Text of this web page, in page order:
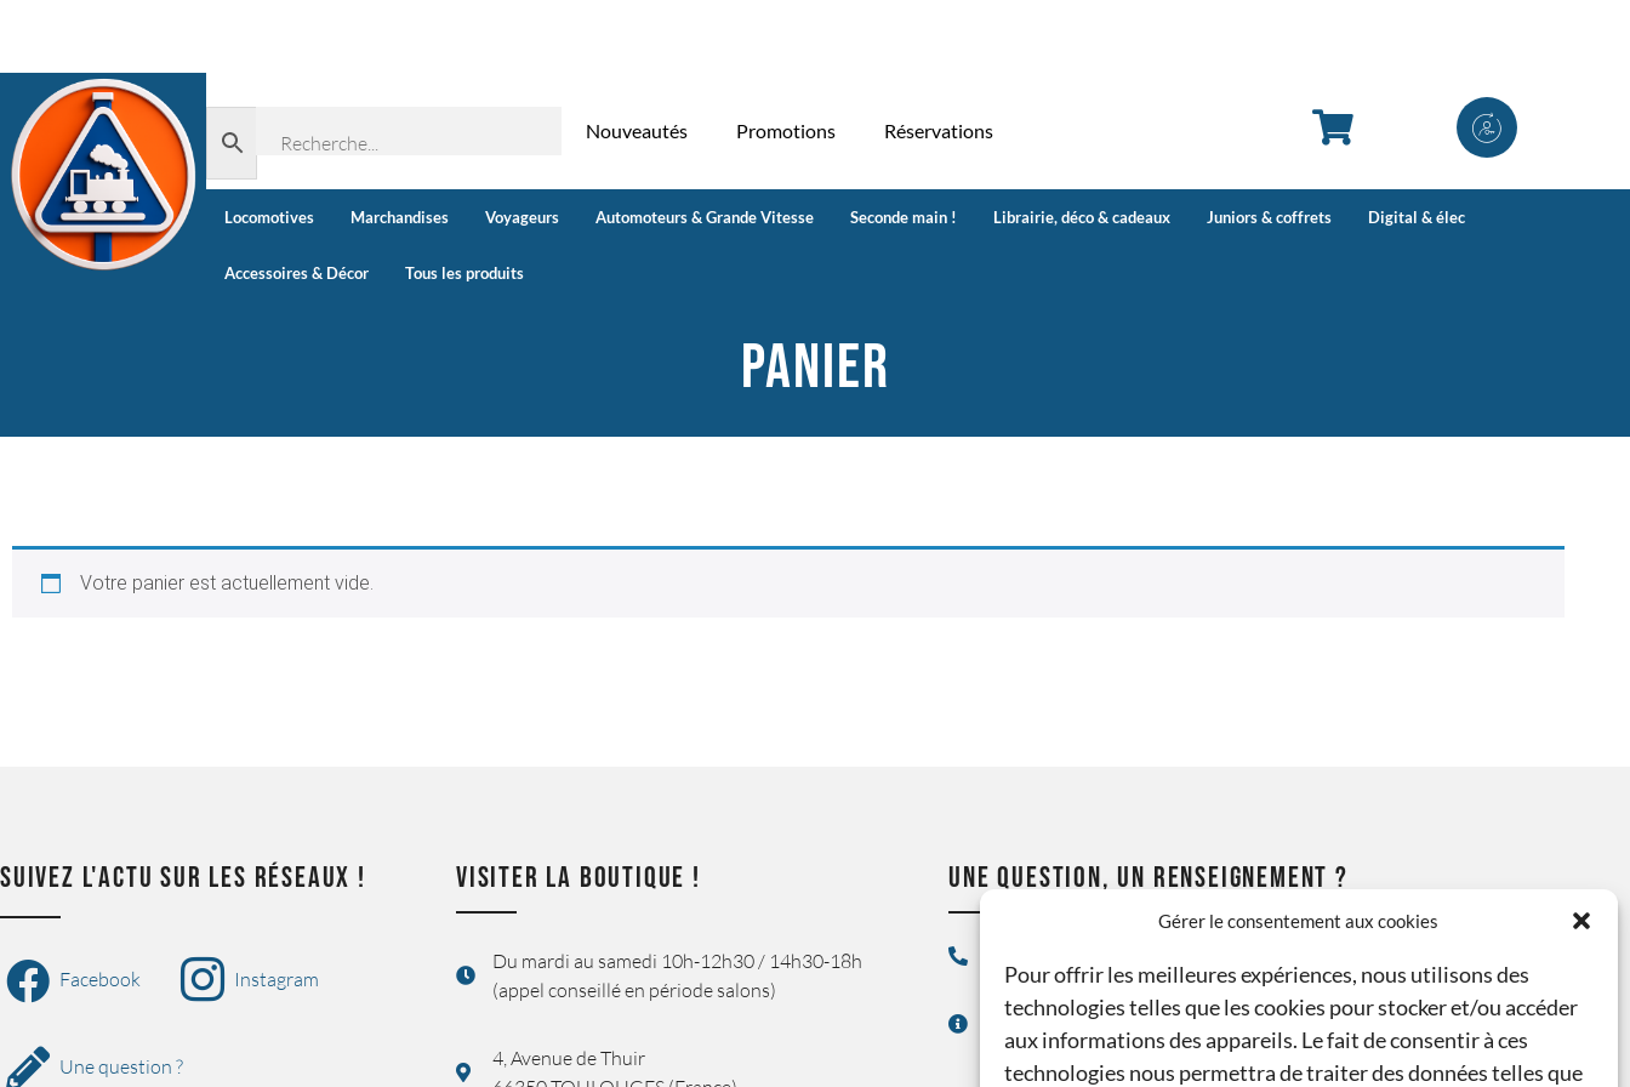
Gérer le consentement aux cookies
Pour offrir les meilleures expériences, nous utilisons des
technologies telles que les cookies pour stocker et/ou accéder
aux informations des appareils. Le fait de consentir à ces
technologies nous permettra de traiter des données telles que
Nouveautés Promotions Réservations
Locomotives Marchandises Voyageurs Automoteurs & Grande Vitesse Seconde main ! Librairie, déco & cadeaux Juniors & coffrets Digital & élec
Accessoires & Décor Tous les produits
Panier
Votre panier est actuellement vide.
SUIVEZ L'ACTU SUR LES RÉSEAUX !
Facebook Instagram
Une question ?
VISITER LA BOUTIQUE !
Du mardi au samedi 10h-12h30 / 14h30-18h
(appel conseillé en période salons)
4, Avenue de Thuir
UNE QUESTION, UN RENSEIGNEMENT ?
contact@ducasse-modelisme.com